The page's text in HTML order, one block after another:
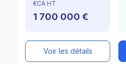
€CA HT
1 700 000 €
Voir les détails